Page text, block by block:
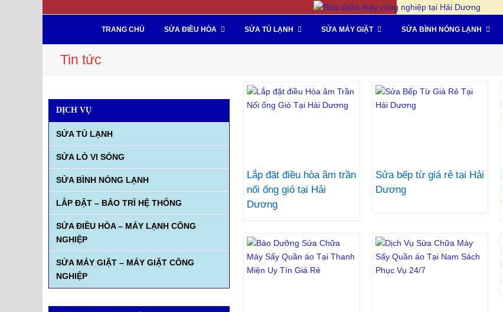
TRANG CHỦ SỬA ĐIỀU HÒA SỬA TỦ LẠNH SỬA MÁY GIẶT SỬA BÌNH NÓNG LẠNH
Tin tức
Lắp đặt điều hòa âm trần
nối ống gió tại Hải
Dương
Sửa bếp từ giá rẻ tại Hải
Dương
DỊCH VỤ
SỬA TỦ LẠNH
SỬA LÒ VI SÓNG
SỬA BÌNH NÓNG LẠNH
LẮP ĐẶT – BẢO TRÌ HỆ THỐNG
SỬA ĐIỀU HÒA – MÁY LẠNH CÔNG
NGHIỆP
SỬA MÁY GIẶT – MÁY GIẶT CÔNG
NGHIỆP